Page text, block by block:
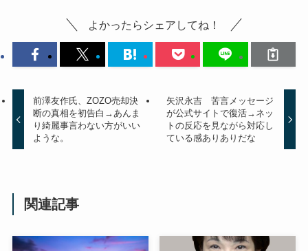
よかったらシェアしてね！
前澤友作氏、ZOZO売却決
断の真相を初告白→あんま
り綺麗事言わない方がいい
ような。
矢沢永吉 苦言メッセージ
が公式サイトで復活→ネッ
トの反応を見ながら対応し
ている感ありありだな
関連記事